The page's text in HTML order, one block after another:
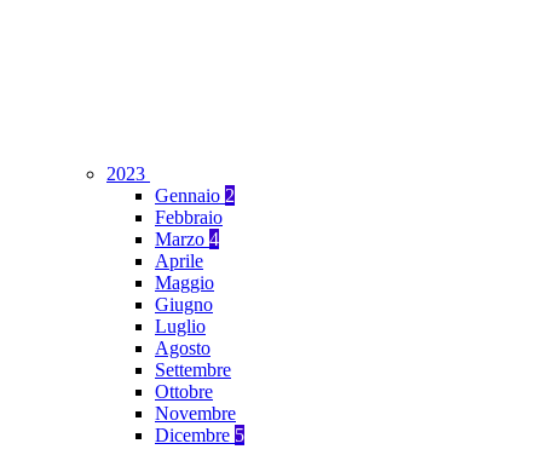
2023
Gennaio 2
Febbraio
Marzo 4
Aprile
Maggio
Giugno
Luglio
Agosto
Settembre
Ottobre
Novembre
Dicembre 5